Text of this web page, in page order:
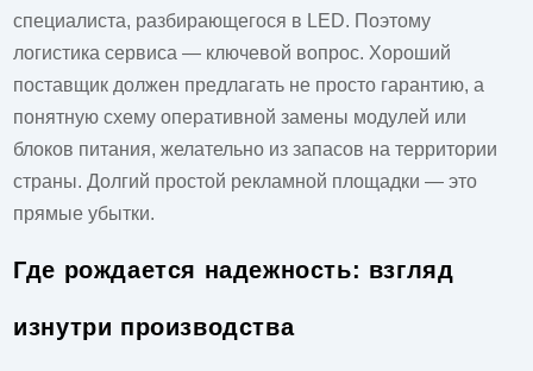
специалиста, разбирающегося в LED. Поэтому
логистика сервиса — ключевой вопрос. Хороший
поставщик должен предлагать не просто гарантию, а
понятную схему оперативной замены модулей или
блоков питания, желательно из запасов на территории
страны. Долгий простой рекламной площадки — это
прямые убытки.
Где рождается надежность: взгляд
изнутри производства